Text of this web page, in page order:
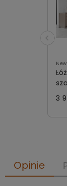
3
Opinie